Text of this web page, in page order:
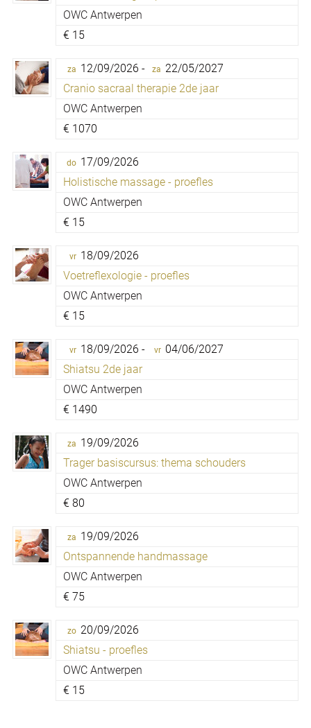
OWC Antwerpen
€ 15
za 12/09/2026 - za 22/05/2027
Cranio sacraal therapie 2de jaar
OWC Antwerpen
€ 1070
do 17/09/2026
Holistische massage - proefles
OWC Antwerpen
€ 15
vr 18/09/2026
Voetreflexologie - proefles
OWC Antwerpen
€ 15
vr 18/09/2026 - vr 04/06/2027
Shiatsu 2de jaar
OWC Antwerpen
€ 1490
za 19/09/2026
Trager basiscursus: thema schouders
OWC Antwerpen
€ 80
za 19/09/2026
Ontspannende handmassage
OWC Antwerpen
€ 75
zo 20/09/2026
Shiatsu - proefles
OWC Antwerpen
€ 15